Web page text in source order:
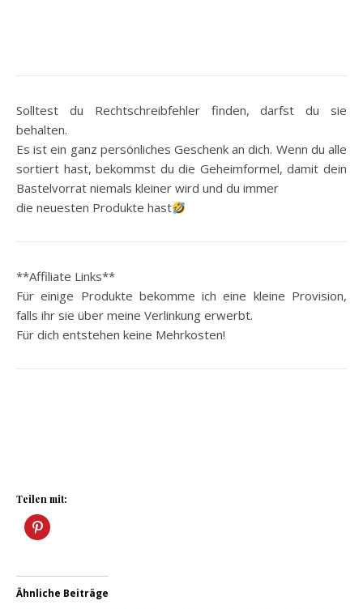
Solltest du Rechtschreibfehler finden, darfst du sie
behalten.
Es ist ein ganz persönliches Geschenk an dich. Wenn du alle
sortiert hast, bekommst du die Geheimformel, damit dein
Bastelvorrat niemals kleiner wird und du immer
die neuesten Produkte hast
**Affiliate Links**
Für einige Produkte bekomme ich eine kleine Provision,
falls ihr sie über meine Verlinkung erwerbt.
Für dich entstehen keine Mehrkosten!
Teilen mit:
Ähnliche Beiträge